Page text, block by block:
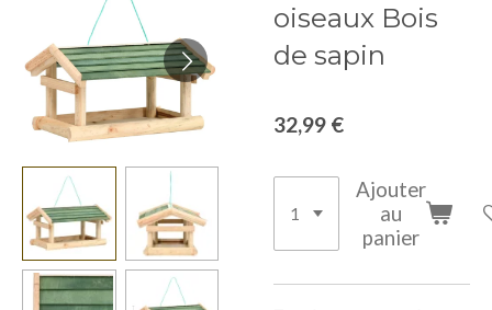
oiseaux Bois
de sapin
32,99 €
Ajouter
au
panier